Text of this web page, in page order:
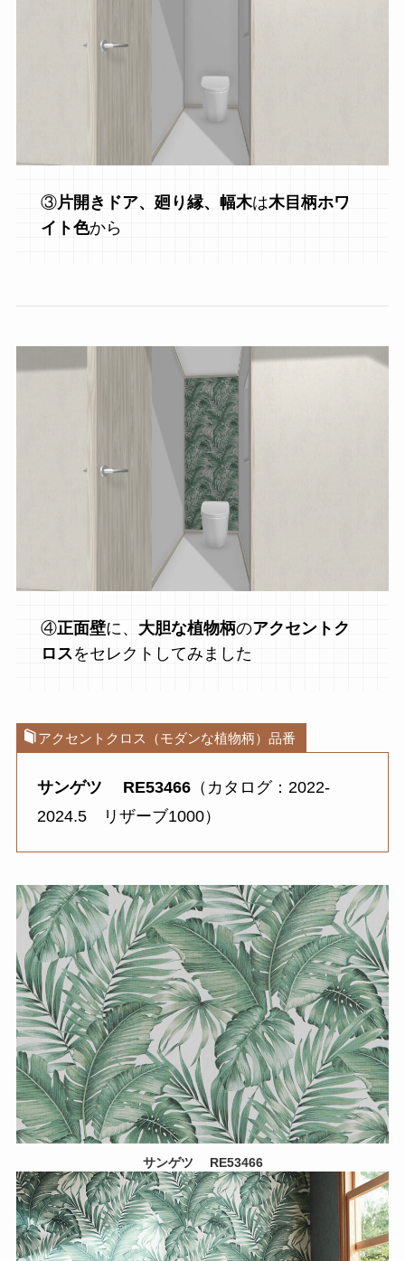
③片開きドア、廻り縁、幅木は木目柄ホワ
イト色から
④正面壁に、 大胆な植物柄のアクセントク
ロスをセレクトしてみました
アクセントクロス（モダンな植物柄）品番
サンゲツ RE53466 （カタログ：2022-
2024.5 リザーブ1000）
サンゲツ RE53466